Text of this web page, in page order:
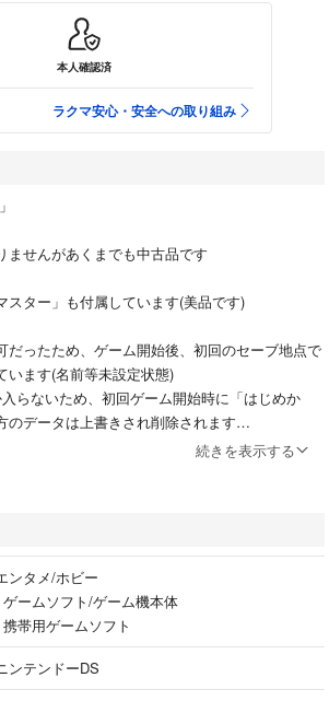
本人確認済
ラクマ安心・安全への取り組み
ませんがあくまでも中古品です
スター」も付属しています(美品です)
だったため、ゲーム開始後、初回のセーブ地点で
います(名前等未設定状態)
らないため、初回ゲーム開始時に「はじめか
のデータは上書きされ削除されます
場合お値引も検討致しますのでご相談下さい
お気軽にコメント欄からご連絡下さい
ーDS
ジブリ 久石譲
続きを表示する
ンタメ/ホビー
ゲームソフト/ゲーム機本体
携帯用ゲームソフト
ンテンドーDS